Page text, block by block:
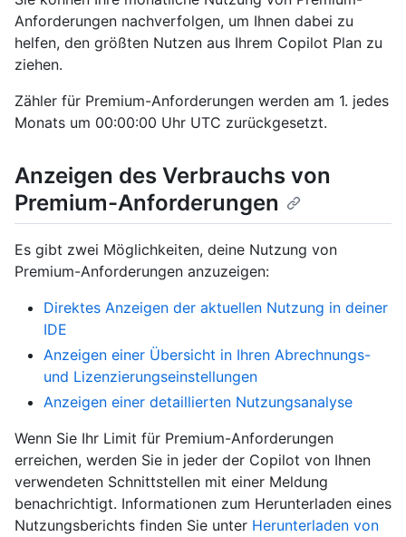
Anforderungen nachverfolgen, um Ihnen dabei zu
helfen, den größten Nutzen aus Ihrem Copilot Plan zu
ziehen.
Zähler für Premium-Anforderungen werden am 1. jedes
Monats um 00:00:00 Uhr UTC zurückgesetzt.
Anzeigen des Verbrauchs von
Premium-Anforderungen
Es gibt zwei Möglichkeiten, deine Nutzung von
Premium-Anforderungen anzuzeigen:
Direktes Anzeigen der aktuellen Nutzung in deiner
IDE
Anzeigen einer Übersicht in Ihren Abrechnungs-
und Lizenzierungseinstellungen
Anzeigen einer detaillierten Nutzungsanalyse
Wenn Sie Ihr Limit für Premium-Anforderungen
erreichen, werden Sie in jeder der Copilot von Ihnen
verwendeten Schnittstellen mit einer Meldung
benachrichtigt. Informationen zum Herunterladen eines
Nutzungsberichts finden Sie unter Herunterladen von